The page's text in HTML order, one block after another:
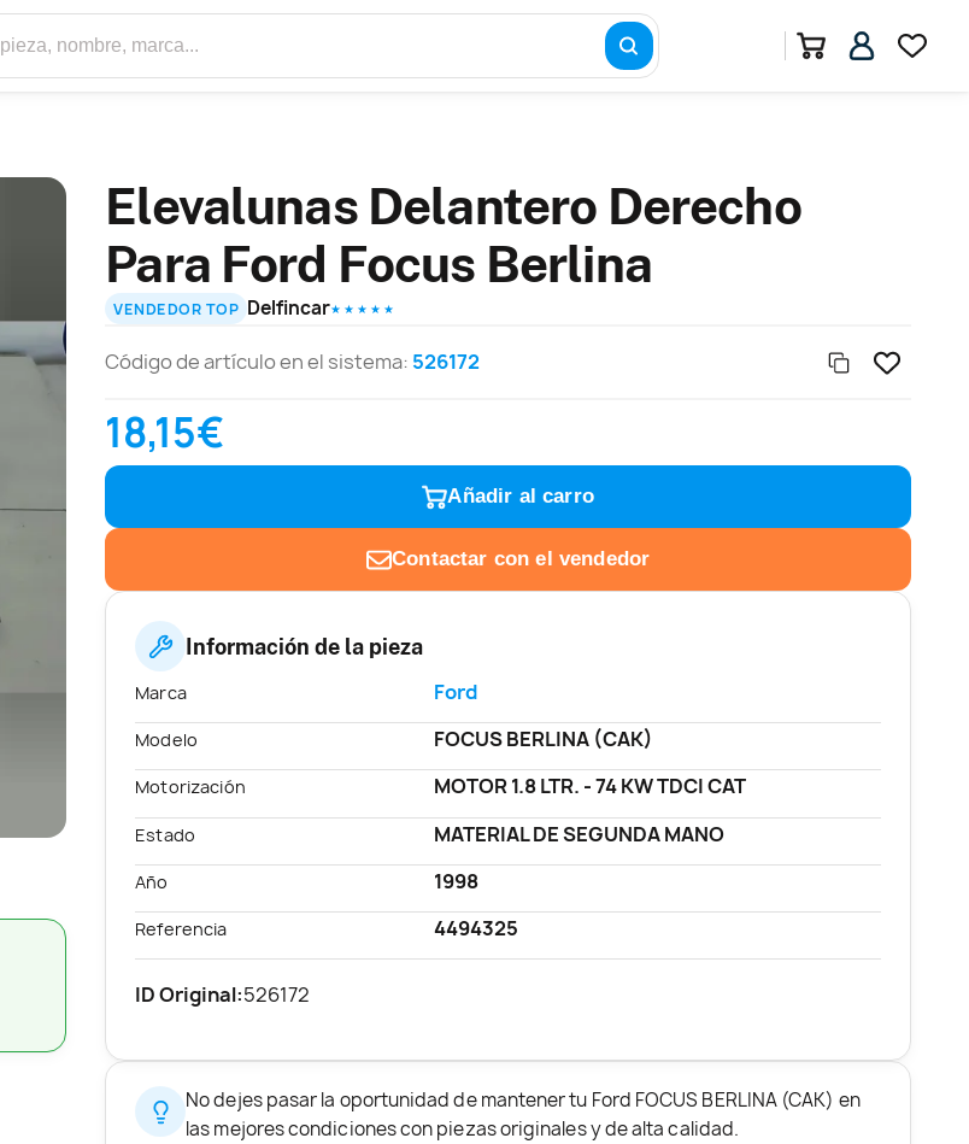
Elevalunas Delantero Derecho
Para Ford Focus Berlina
VENDEDOR TOP Delfincar★ ★ ★ ★ ★
Código de artículo en el sistema: 526172
18,15€
Añadir al carro
Contactar con el vendedor
Información de la pieza
Marca Ford
Modelo FOCUS BERLINA (CAK)
Motorización MOTOR 1.8 LTR. - 74 KW TDCI CAT
Estado MATERIAL DE SEGUNDA MANO
Año 1998
Referencia 4494325
ID Original:526172
No dejes pasar la oportunidad de mantener tu Ford FOCUS BERLINA (CAK) en
las mejores condiciones con piezas originales y de alta calidad.